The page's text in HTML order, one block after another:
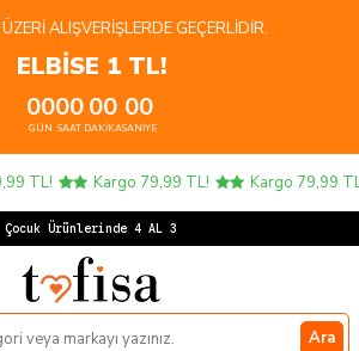
ALIŞVERIŞLERDE GEÇERLIDIR.
ELBİSE 1 TL!
00
GÜN
00
SAAT
00
DAKIKA
00
SANIYE
TL! Kargo 79,99 TL! Kargo 79,99 TL!
Çocuk Ürünlerinde 4 AL 3 ÖD
Ara